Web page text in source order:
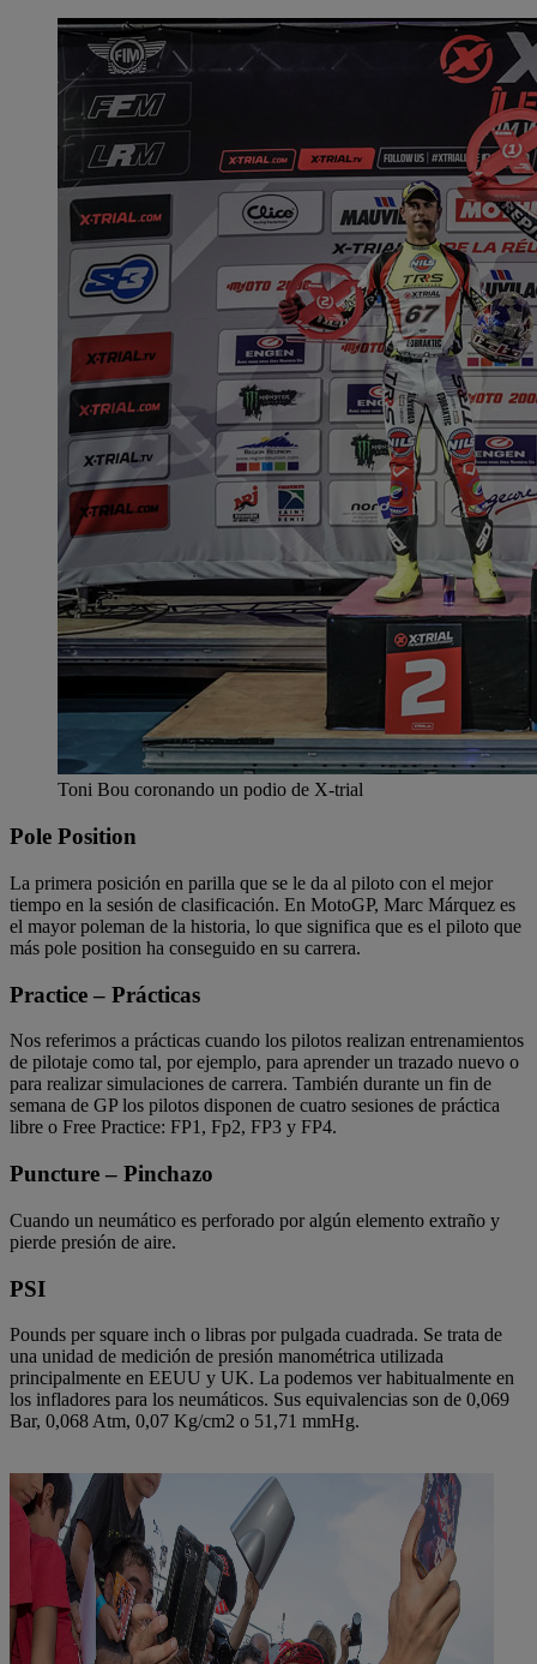
Toni Bou coronando un podio de X-trial
Pole Position
La primera posición en parilla que se le da al piloto con el mejor
tiempo en la sesión de clasificación. En MotoGP, Marc Márquez es
el mayor poleman de la historia, lo que significa que es el piloto que
más pole position ha conseguido en su carrera.
Practice – Prácticas
Nos referimos a prácticas cuando los pilotos realizan entrenamientos
de pilotaje como tal, por ejemplo, para aprender un trazado nuevo o
para realizar simulaciones de carrera. También durante un fin de
semana de GP los pilotos disponen de cuatro sesiones de práctica
libre o Free Practice: FP1, Fp2, FP3 y FP4.
Puncture – Pinchazo
Cuando un neumático es perforado por algún elemento extraño y
pierde presión de aire.
PSI
Pounds per square inch o libras por pulgada cuadrada. Se trata de
una unidad de medición de presión manométrica utilizada
principalmente en EEUU y UK. La podemos ver habitualmente en
los infladores para los neumáticos. Sus equivalencias son de 0,069
Bar, 0,068 Atm, 0,07 Kg/cm2 o 51,71 mmHg.